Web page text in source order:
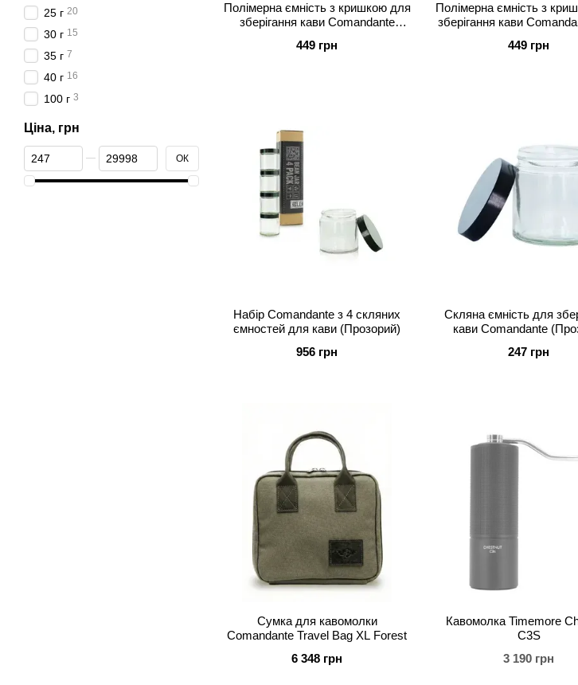
Полімерна ємність з кришкою для
зберігання кави Comandante
449 грн
Полімерна ємність з
зберігання кави
449 грн
Набір Comandante з 4 скляних
ємностей для кави (Прозорий)
956 грн
Скляна ємність для
кави Comandante
247 грн
Сумка для кавомолки
Comandante Travel Bag XL Forest
6 348 грн
Кавомолка Timemore
C3S
3 190 грн
25 г 20
30 г 15
35 г 7
40 г 16
100 г 3
Ціна, грн
Від Ціна, грн
До Ціна, грн ОК